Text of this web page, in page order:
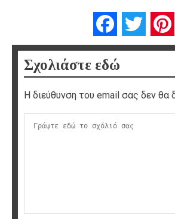
FacebookTwitter
Σχολιάστε εδώ
Η διεύθυνση του email σας δεν θα